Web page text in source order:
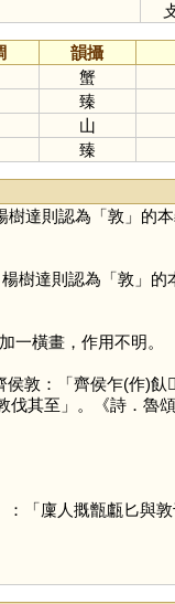
韻攝
蟹
臻
山
臻
樹達則認為「敦 」的
樹達則認為「敦 」
一橫畫，作用不明。
侯敦：「齊侯乍(作)飤
其至」。《詩．魯
「廩人摡甑甗匕與